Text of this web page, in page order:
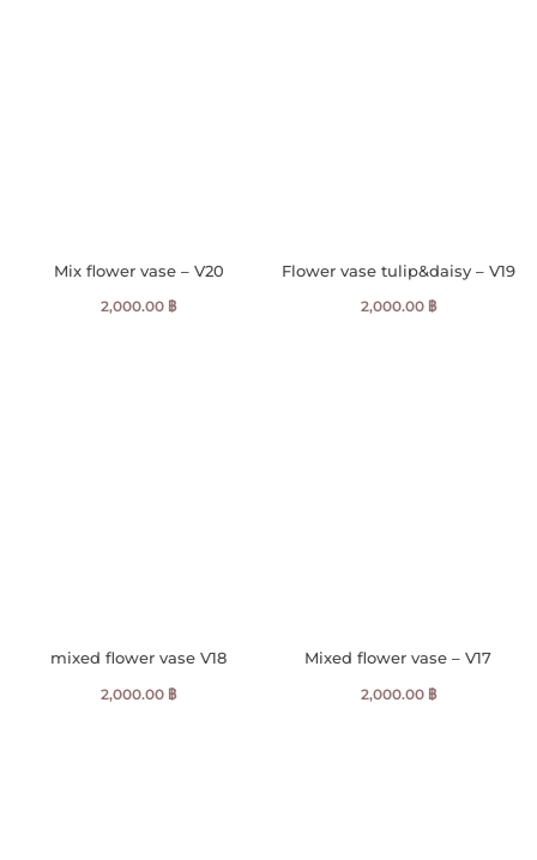
Mix flower vase – V20
2,000.00 ฿
Flower vase tulip&daisy – V19
2,000.00 ฿
mixed flower vase V18
2,000.00 ฿
Mixed flower vase – V17
2,000.00 ฿